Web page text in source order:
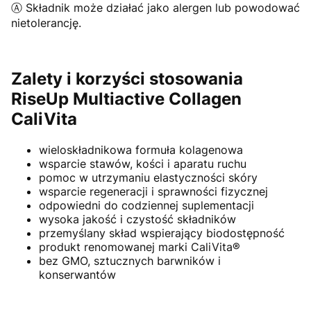
Ⓐ Składnik może działać jako alergen lub powodować
nietolerancję.
Zalety i korzyści stosowania
RiseUp Multiactive Collagen
CaliVita
wieloskładnikowa formuła kolagenowa
wsparcie stawów, kości i aparatu ruchu
pomoc w utrzymaniu elastyczności skóry
wsparcie regeneracji i sprawności fizycznej
odpowiedni do codziennej suplementacji
wysoka jakość i czystość składników
przemyślany skład wspierający biodostępność
produkt renomowanej marki CaliVita®
bez GMO, sztucznych barwników i
konserwantów